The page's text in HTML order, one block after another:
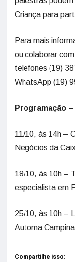
Criança para
Para mais
ou colaborar
telefones (19)
WhatsApp (19)
Programação
11/10, às 14h –
Negócios da
18/10, às 10h –
especialista em
25/10, às 10h –
Automa
Compartilhe isso: